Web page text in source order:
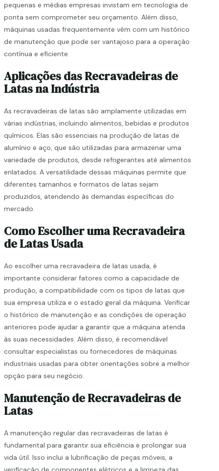
pequenas e médias empresas invistam em tecnologia de
ponta sem comprometer seu orçamento. Além disso,
máquinas usadas frequentemente vêm com um histórico
de manutenção que pode ser vantajoso para a operação
contínua e eficiente.
Aplicações das Recravadeiras de
Latas na Indústria
As recravadeiras de latas são amplamente utilizadas em
várias indústrias, incluindo alimentos, bebidas e produtos
químicos. Elas são essenciais na produção de latas de
alumínio e aço, que são utilizadas para armazenar uma
variedade de produtos, desde refrigerantes até alimentos
enlatados. A versatilidade dessas máquinas permite que
diferentes tamanhos e formatos de latas sejam
produzidos, atendendo às demandas específicas do
mercado.
Como Escolher uma Recravadeira
de Latas Usada
Ao escolher uma recravadeira de latas usada, é
importante considerar fatores como a capacidade de
produção, a compatibilidade com os tipos de latas que
sua empresa utiliza e o estado geral da máquina. Verificar
o histórico de manutenção e as condições de operação
anteriores pode ajudar a garantir que a máquina atenda
às suas necessidades. Além disso, é recomendável
consultar especialistas ou fornecedores de máquinas
industriais usadas para obter orientações sobre a melhor
opção para seu negócio.
Manutenção de Recravadeiras de
Latas
A manutenção regular das recravadeiras de latas é
fundamental para garantir sua eficiência e prolongar sua
vida útil. Isso inclui a lubrificação de peças móveis, a